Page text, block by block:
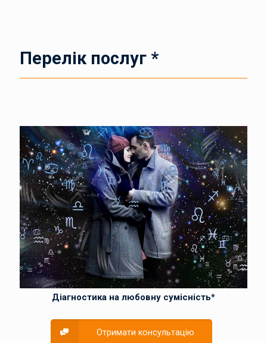
Перелік послуг *
Діагностика на любовну сумісність*
Отримати консультацію